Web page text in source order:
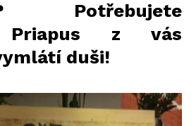
Potřebujete
Priapus z vás
duši!